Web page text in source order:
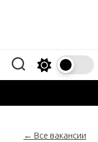
← Все вакансии